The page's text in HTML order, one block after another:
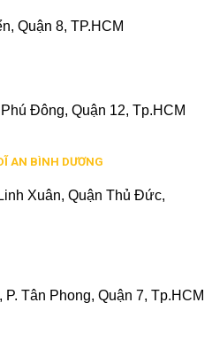
Quận 8, TP.HCM
Đông, Quận 12, Tp.HCM
AN BÌNH DƯƠNG
Xuân, Quận Thủ Đức,
Tân Phong, Quận 7, Tp.HCM